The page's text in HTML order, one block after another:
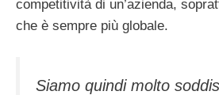
competitività di un’azienda,
che è sempre più globale.
Siamo quindi molto